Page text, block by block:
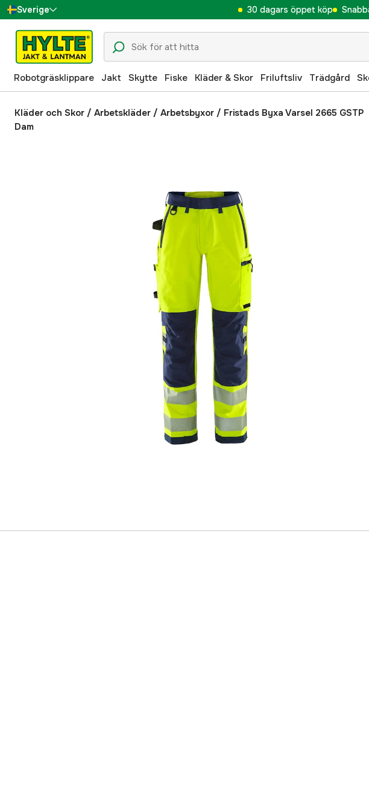
Sverige
Danmark
Suomi
Norge
Deutschland
30 dagars öppet köp
Robotgräsklippare Jakt Skytte Fiske Kläder & Skor Friluftsliv Trädgård
Kläder och Skor / Arbetskläder / Arbetsbyxor / Fristads Byxa Varsel 2665 GSTP
Dam